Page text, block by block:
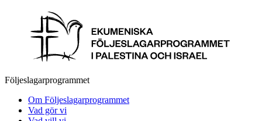
Följeslagarprogrammet
Om Följeslagarprogrammet
Vad gör vi